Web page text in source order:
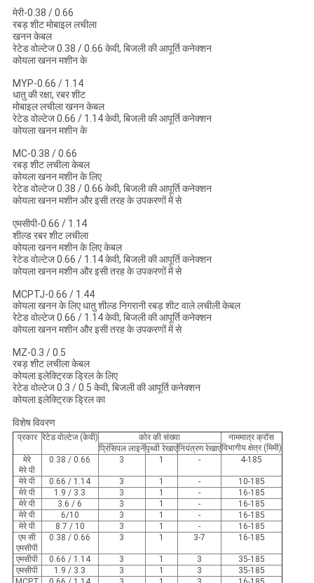
मेरी-0.38 / 0.66
रबड़ शीट मोबाइल लचीला
खनन केबल
रेटेड वोल्टेज 0.38 / 0.66 केवी, बिजली की आपूर्ति कनेक्शन
कोयला खनन मशीन के
MYP-0.66 / 1.14
धातु की रक्षा, रबर शीट
मोबाइल लचीला खनन केबल
रेटेड वोल्टेज 0.66 / 1.14 केवी, बिजली की आपूर्ति कनेक्शन
कोयला खनन मशीन के
MC-0.38 / 0.66
रबड़ शीट लचीला केबल
कोयला खनन मशीन के लिए
रेटेड वोल्टेज 0.38 / 0.66 केवी, बिजली की आपूर्ति कनेक्शन
कोयला खनन मशीन और इसी तरह के उपकरणों में से
एमसीपी-0.66 / 1.14
शील्ड रबर शीट लचीला
कोयला खनन मशीन के लिए केबल
रेटेड वोल्टेज 0.66 / 1.14 केवी, बिजली की आपूर्ति कनेक्शन
कोयला खनन मशीन और इसी तरह के उपकरणों में से
MCPTJ-0.66 / 1.44
कोयला खनन के लिए धातु शील्ड निगरानी रबड़ शीट वाले लचीली केबल
रेटेड वोल्टेज 0.66 / 1.14 केवी, बिजली की आपूर्ति कनेक्शन
कोयला खनन मशीन और इसी तरह के उपकरणों में से
MZ-0.3 / 0.5
रबड़ शीट लचीला केबल
कोयला इलेक्ट्रिक ड्रिल के लिए
रेटेड वोल्टेज 0.3 / 0.5 केवी, बिजली की आपूर्ति कनेक्शन
कोयला इलेक्ट्रिक ड्रिल का
विशेष विवरण
प्रकार रेटेड वोल्टेज (केवी) कोर की संख्या
नाममात्र क्रॉस
विभागीय क्षेत्र (मिमी)
प्रिंसिपल लाइनेंपृथ्वी रेखाएंनियंत्रण रेखाएं
मेरे
मेरे पी
0.38 / 0.66 3 1 - 4-185
मेरे पी 0.66 / 1.14 3 1 -
10-185
मेरे पी
1.9 / 3.3 3 1 -
16-185
मेरे पी
3.6 / 6 3 1 -
16-185
मेरे पी
6/10 3 1 -
16-185
मेरे पी
8.7 / 10 3 1 -
16-185
एम सी
एमसीपी
0.38 / 0.66 3 1 3-7 16-185
एमसीपी 0.66 / 1.14 3 1 3
35-185
एमसीपी
1.9 / 3.3 3 1 3
35-185